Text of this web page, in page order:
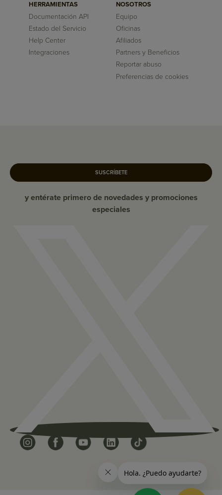
HERRAMIENTAS
Documentación API
Estado del Servicio
Help Center
Integraciones
NOSOTROS
Equipo
Oficinas
Afiliados
Partners y Beneficios
Reportar abuso
Preferencias de cookies
SUSCRÍBETE
y entérate primero de novedades y promociones
especiales